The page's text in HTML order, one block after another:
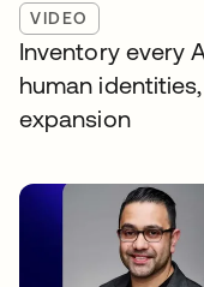
VIDEO
Inventory every
human
expansion